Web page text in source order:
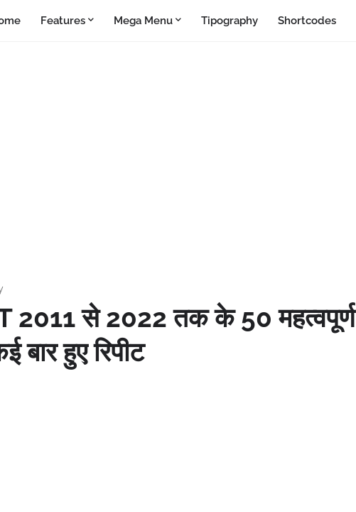
Features Mega Menu Tipography Shortcodes
2011 से 2022 तक के 50 महत्वपूर्ण
बार हुए रिपीट